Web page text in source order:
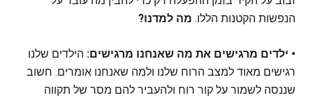
הנפשות הקטנות הללו. מה למדנו?
• ילדים מרגישים את מה שאנחנו מרגישים: הילדים שלנו
רגישים מאוד למצב הרוח שלנו ולמה שאנחנו אומרים. חשוב
שננסה לשמור על קור רוח ולהעביר להם מסר של תקווה